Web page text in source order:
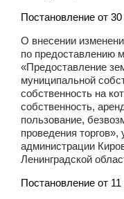
Постановление от
О внесении
по предоставлению
«Предоставление
муниципальной
собственность на
собственность,
пользование,
проведения
администрации
Ленинградской
Постановление от